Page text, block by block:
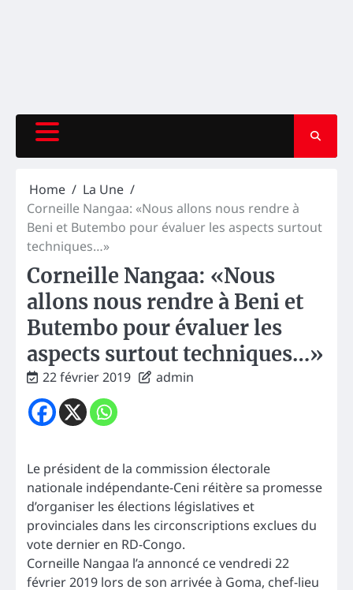
Home
La Une
Corneille Nangaa: «Nous allons nous rendre à
Beni et Butembo pour évaluer les aspects surtout
techniques…»
Corneille Nangaa: «Nous
allons nous rendre à Beni et
Butembo pour évaluer les
aspects surtout techniques…»
22 février 2019 admin
Le président de la commission électorale
nationale indépendante-Ceni réitère sa promesse
d’organiser les élections législatives et
provinciales dans les circonscriptions exclues du
vote dernier en RD-Congo.
Corneille Nangaa l’a annoncé ce vendredi 22
février 2019 lors de son arrivée à Goma, chef-lieu